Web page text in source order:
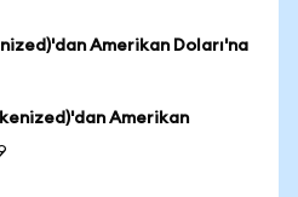
Amerikan Doları'na
Amerikan